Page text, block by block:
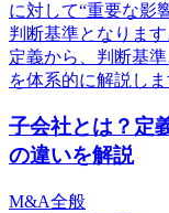
に対して“重要な影
判断基準となりま
定義から、判断基
を体系的に解説し
子会社とは？定
の違いを解説
M&A全般